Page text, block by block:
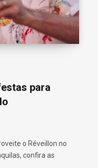
para
o Réveillon no
confira as